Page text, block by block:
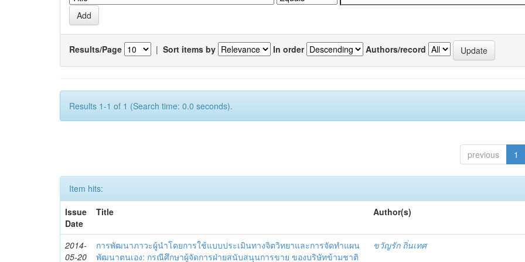
Results/Page | Sort items by In order Authors/record
Results 1-1 of 1 (Search time: 0.0 seconds).
previous 1
Item hits:
Issue
Date
Title Author(s)
2014-
05-20
การพัฒนาภาวะผู้นำโดยการใช้แบบประเมินทางจิตวิทยาและการจัดทำแผน
พัฒนาตนเอง: กรณีศึกษาผู้จัดการฝ่ายสนับสนุนการขาย ของบริษัทข้ามชาติ
ขวัญรัก ถิ่นเทศ